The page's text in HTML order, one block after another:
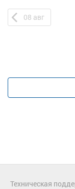
08 авг
Техническая